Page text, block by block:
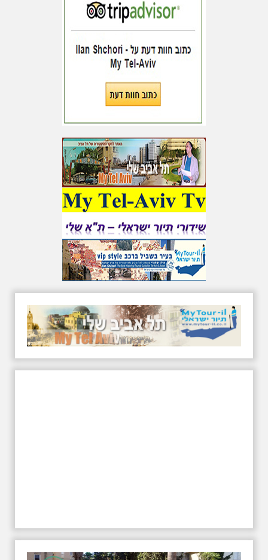
אפליקציה חדשה
לתולדות א"י ות"א
משתמשים את האפליקציה
ישראל, תל אביב ובהם גם הצעות
לסיורים, תמונות, קטעי וידאו
ומאמרים רבים. אשמח שתצטרפו
ותורידו אפליקציה זו
במהלך חפירות בעין
חניה נחשפו: בריכות
מים ומזרקה מפוארת
בנות 1500 שנה
במהלך חפירות בעין חניה
נחשפו: בריכות מים ומזרקה
מפוארת בנות 1500 שנה במהלך
עבודות פיתוח בעין חניה, הנחשב
לאחד האתרים היפים בהרי
ירושלים, נחשפו בחפירות
ארכיאולוגיות בריכות מים ומזרקה
מפוארת בנות 1500 שנה, כותרת